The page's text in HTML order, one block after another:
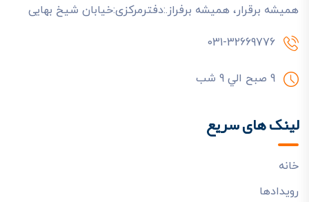
هميشه برقرار، هميشه برفراز.:دفترمرکزی:خیابان شیخ بهایی
031-32669776
9 صبح الي 9 شب
لینک های سریع
خانه
رويدادها